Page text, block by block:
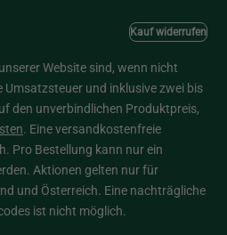
Kauf widerrufen
Website sind, wenn nicht
Umsatzsteuer und inklusive zwei bis
den unverbindlichen Produktpreis,
. Eine versandkostenfreie
Pro Bestellung kann nur ein
Aktionen gelten nur für
und Österreich. Eine nachträgliche
ist nicht möglich.